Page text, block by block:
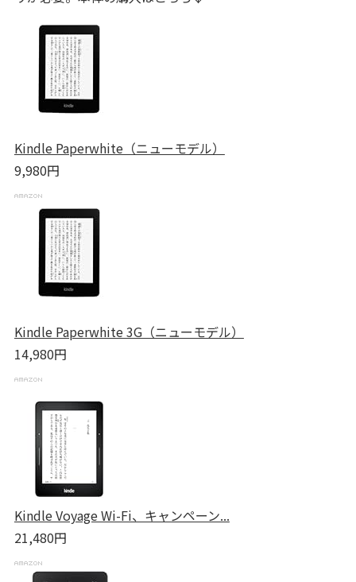
Kindle Paperwhite（ニューモデル）
9,980円
Kindle Paperwhite 3G（ニューモデル）
14,980円
Kindle Voyage Wi-Fi、キャンペーン...
21,480円